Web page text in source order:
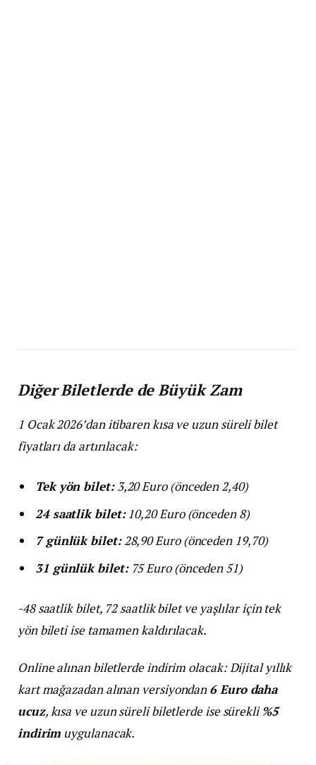
Diğer Biletlerde de Büyük Zam
1 Ocak 2026’dan itibaren kısa ve uzun süreli bilet
fiyatları da artırılacak:
Tek yön bilet:3,20 Euro (önceden 2,40)
24 saatlik bilet:10,20 Euro (önceden 8)
7 günlük bilet:28,90 Euro (önceden 19,70)
31 günlük bilet:75 Euro (önceden 51)
-48 saatlik bilet, 72 saatlik bilet ve yaşlılar için tek
yön bileti ise tamamen kaldırılacak.
Online alınan biletlerde indirim olacak: Dijital yıllık
kart mağazadan alınan versiyondan6 Euro daha
ucuz, kısa ve uzun süreli biletlerde ise sürekli%5
indirim uygulanacak.